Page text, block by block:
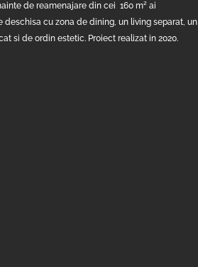
de reamenajare din cei 160 m² ai
cu zona de dining, un living separat, un
si de ordin estetic. Proiect realizat in 2020.